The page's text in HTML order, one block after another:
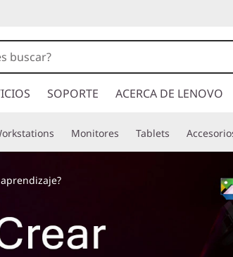
SOPORTE ACERCA DE LENOVO
Monitores Tablets